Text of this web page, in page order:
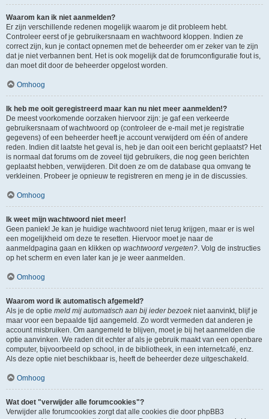
Waarom kan ik niet aanmelden?
Er zijn verschillende redenen mogelijk waarom je dit probleem hebt.
Controleer eerst of je gebruikersnaam en wachtwoord kloppen. Indien ze
correct zijn, kun je contact opnemen met de beheerder om er zeker van te zijn
dat je niet verbannen bent. Het is ook mogelijk dat de forumconfiguratie fout is,
dan moet dit door de beheerder opgelost worden.
Omhoog
Ik heb me ooit geregistreerd maar kan nu niet meer aanmelden!?
De meest voorkomende oorzaken hiervoor zijn: je gaf een verkeerde
gebruikersnaam of wachtwoord op (controleer de e-mail met je registratie
gegevens) of een beheerder heeft je account verwijderd om één of andere
reden. Indien dit laatste het geval is, heb je dan ooit een bericht geplaatst? Het
is normaal dat forums om de zoveel tijd gebruikers, die nog geen berichten
geplaatst hebben, verwijderen. Dit doen ze om de database qua omvang te
verkleinen. Probeer je opnieuw te registreren en meng je in de discussies.
Omhoog
Ik weet mijn wachtwoord niet meer!
Geen paniek! Je kan je huidige wachtwoord niet terug krijgen, maar er is wel
een mogelijkheid om deze te resetten. Hiervoor moet je naar de
aanmeldpagina gaan en klikken op wachtwoord vergeten?. Volg de instructies
op het scherm en even later kan je je weer aanmelden.
Omhoog
Waarom word ik automatisch afgemeld?
Als je de optie meld mij automatisch aan bij ieder bezoekniet aanvinkt, blijf je
maar voor een bepaalde tijd aangemeld. Zo wordt vermeden dat anderen je
account misbruiken. Om aangemeld te blijven, moet je bij het aanmelden die
optie aanvinken. We raden dit echter af als je gebruik maakt van een openbare
computer, bijvoorbeeld op school, in de bibliotheek, in een internetcafé, enz.
Als deze optie niet beschikbaar is, heeft de beheerder deze uitgeschakeld.
Omhoog
Wat doet "verwijder alle forumcookies"?
Verwijder alle forumcookies zorgt dat alle cookies die door phpBB3